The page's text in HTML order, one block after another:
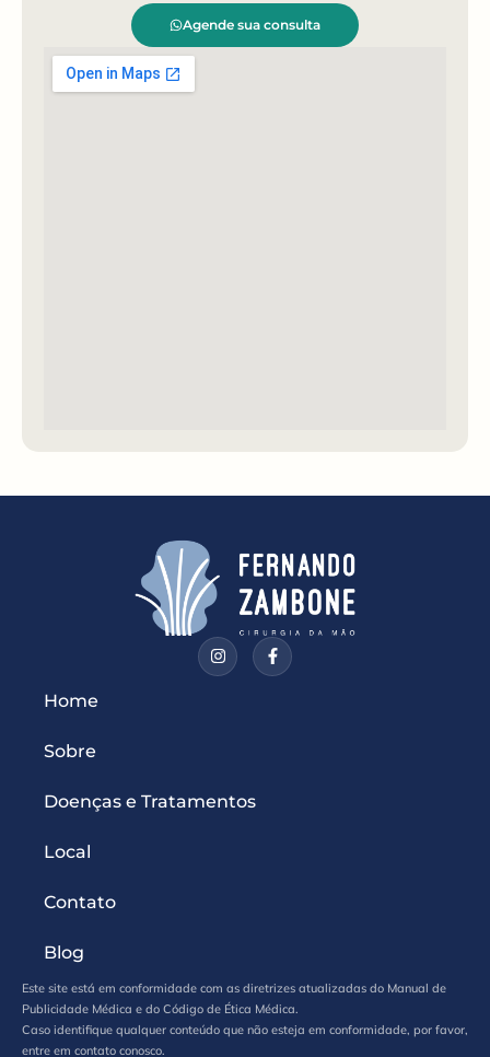
Agende sua consulta
Home
Sobre
Doenças e Tratamentos
Local
Contato
Blog
Este site está em conformidade com as diretrizes atualizadas do Manual de
Publicidade Médica e do Código de Ética Médica.
Caso identifique qualquer conteúdo que não esteja em conformidade, por favor,
entre em contato conosco.